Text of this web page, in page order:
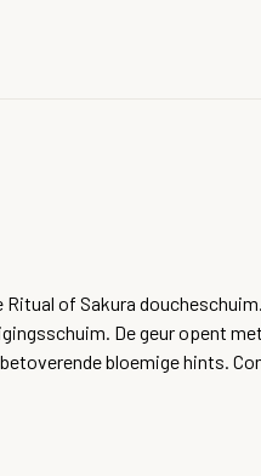
of Sakura
De geur opent
bloemige hints.